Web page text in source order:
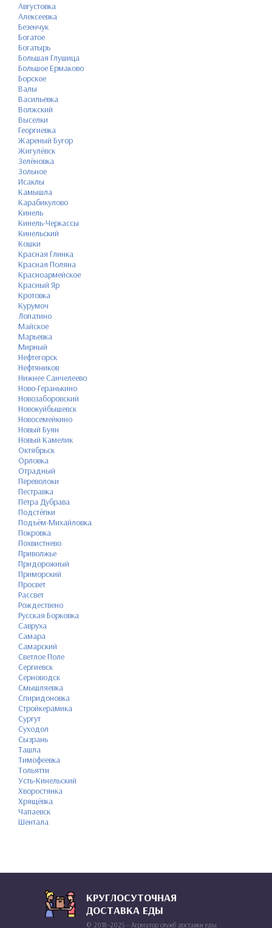
Августовка
Алексеевка
Безенчук
Богатое
Богатырь
Большая Глушица
Большое Ермаково
Борское
Валы
Васильевка
Волжский
Выселки
Георгиевка
Жареный Бугор
Жигулёвск
Зелёновка
Зольное
Исаклы
Камышла
Карабикулово
Кинель
Кинель-Черкассы
Кинельский
Кошки
Красная Глинка
Красная Поляна
Красноармейское
Красный Яр
Кротовка
Курумоч
Лопатино
Майское
Марьевка
Мирный
Нефтегорск
Нефтяников
Нижнее Санчелеево
Ново-Геранькино
Новозаборовский
Новокуйбышевск
Новосемейкино
Новый Буян
Новый Камелик
Октябрьск
Орловка
Отрадный
Переволоки
Пестравка
Петра Дубрава
Подстёпки
Подъём-Михайловка
Покровка
Похвистнево
Приволжье
Придорожный
Приморский
Просвет
Рассвет
Рождествено
Русская Борковка
Савруха
Самара
Самарский
Светлое Поле
Сергиевск
Серноводск
Смышляевка
Спиридоновка
Стройкерамика
Сургут
Суходол
Сызрань
Ташла
Тимофеевка
Тольятти
Усть-Кинельский
Хворостянка
Хрящёвка
Чапаевск
Шентала
КРУГЛОСУТОЧНАЯ
ДОСТАВКА ЕДЫ
© 2018–2025 – Агрегатор служб доставки еды